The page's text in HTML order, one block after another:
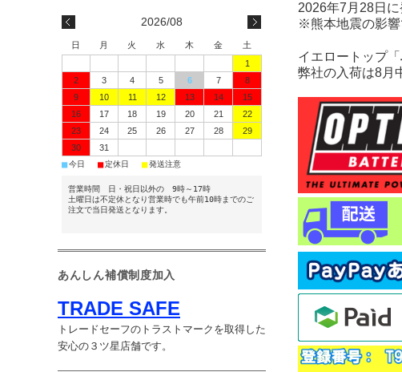
2026年7月28日
※熊本地震の影響
イエロートップ「
弊社の入荷は8月
2026/08
日 月 火 水 木 金
土
1
2
3 4 5 6 7
8
9
10 11 12 13 14
15
16
17 18 19 20 21
22
23
24 25 26 27 28
29
30
31
■今日 ■定休日 ■発送注意
営業時間 日・祝日以外の 9時～17時
土曜日は不定休となり営業時でも午前10時までのご
注文で当日発送となります。
あんしん補償制度加入
TRADE SAFE
トレードセーフのトラストマークを取得した
安心の３ツ星店舗です。